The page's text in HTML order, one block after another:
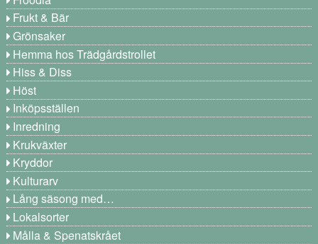
Frukt & Bär
Grönsaker
Hemma hos Trädgårdstrollet
Hiss & Diss
Höst
Inköpsställen
Inredning
Krukväxter
Kryddor
Kulturarv
Lång säsong med…
Lokalsorter
Målla & Spenatskrået